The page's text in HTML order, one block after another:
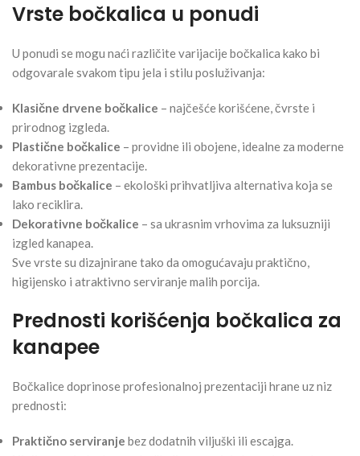
Vrste bočkalica u ponudi
U ponudi se mogu naći različite varijacije bočkalica kako bi
odgovarale svakom tipu jela i stilu posluživanja:
Klasične drvene bočkalice – najčešće korišćene, čvrste i
prirodnog izgleda.
Plastične bočkalice – providne ili obojene, idealne za moderne
dekorativne prezentacije.
Bambus bočkalice – ekološki prihvatljiva alternativa koja se
lako reciklira.
Dekorativne bočkalice – sa ukrasnim vrhovima za luksuzniji
izgled kanapea.
Sve vrste su dizajnirane tako da omogućavaju praktično,
higijensko i atraktivno serviranje malih porcija.
Prednosti korišćenja bočkalica za
kanapee
Bočkalice doprinose profesionalnoj prezentaciji hrane uz niz
prednosti:
Praktično serviranje bez dodatnih viljuški ili escajga.